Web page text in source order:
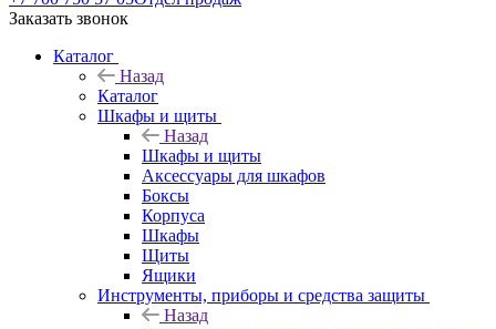
Заказать звонок
Каталог
Назад
Каталог
Шкафы и щиты
Назад
Шкафы и щиты
Аксессуары для шкафов
Боксы
Корпуса
Шкафы
Щиты
Ящики
Инструменты, приборы и средства защиты
Назад